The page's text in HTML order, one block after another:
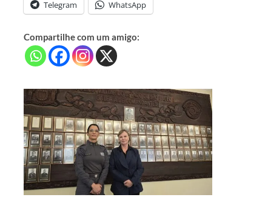
Telegram WhatsApp
Compartilhe com um amigo: